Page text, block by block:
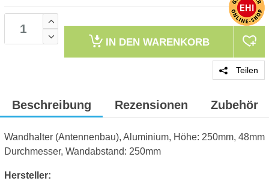
IN DEN WARENKORB
Teilen
Beschreibung Rezensionen Zubehör
Wandhalter (Antennenbau), Aluminium, Höhe: 250mm, 48mm
Durchmesser, Wandabstand: 250mm
Hersteller: